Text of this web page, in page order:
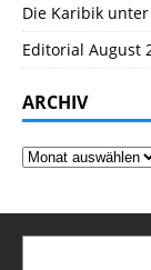
Die Karibik
Editorial August
ARCHIV